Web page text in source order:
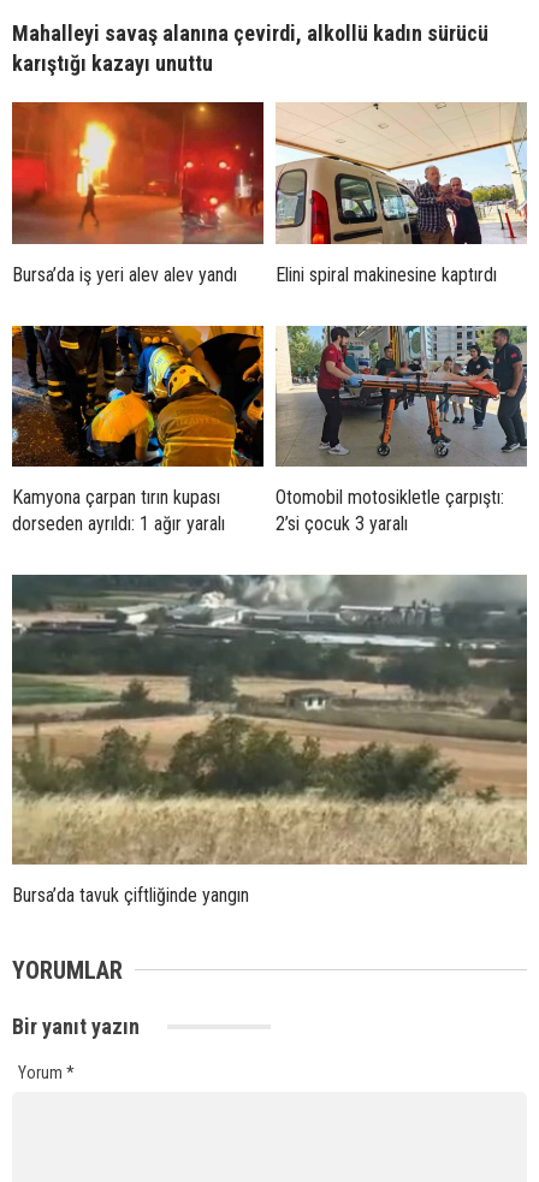
Mahalleyi savaş alanına çevirdi, alkollü kadın sürücü
karıştığı kazayı unuttu
Bursa’da iş yeri alev alev yandı Elini spiral makinesine kaptırdı
Kamyona çarpan tırın kupası
dorseden ayrıldı: 1 ağır yaralı
Otomobil motosikletle çarpıştı:
2’si çocuk 3 yaralı
Bursa’da tavuk çiftliğinde yangın
YORUMLAR
Bir yanıt yazın
Yorum *